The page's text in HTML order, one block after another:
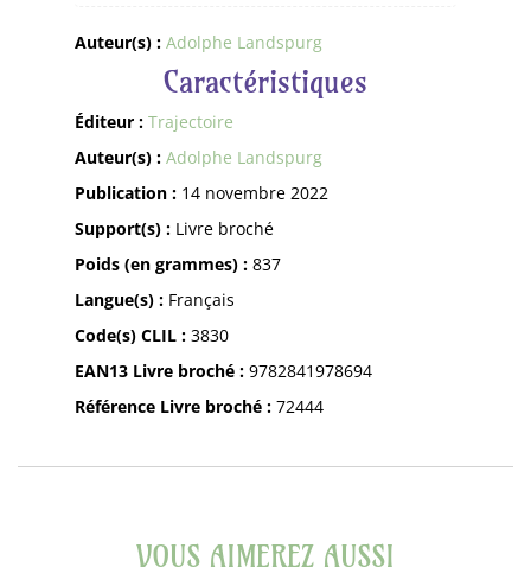
Auteur(s) : Adolphe Landspurg
Caractéristiques
Éditeur : Trajectoire
Auteur(s) : Adolphe Landspurg
Publication :14 novembre 2022
Support(s) :Livre broché
Poids (en grammes) :837
Langue(s) :Français
Code(s) CLIL :3830
EAN13 Livre broché :9782841978694
Référence Livre broché :72444
VOUS AIMEREZ AUSSI